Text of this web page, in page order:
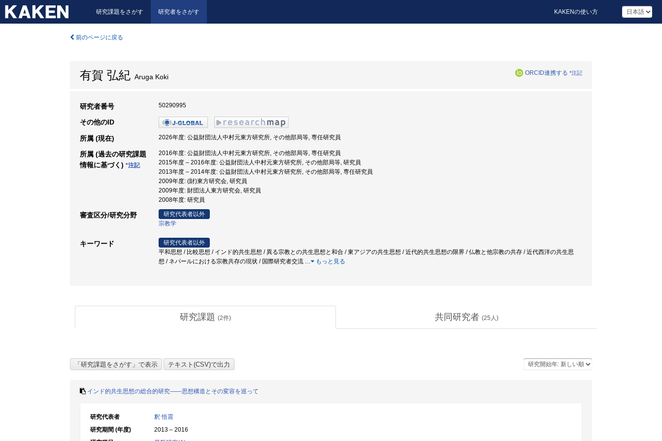
研究課題をさがす 研究者をさがす KAKENの使い方
前のページに戻る
有賀 弘紀 Aruga Koki ORCID連携する *注記
研究者番号 50290995
その他のID
所属 (現在) 2026年度: 公益財団法人中村元東方研究所, その他部局等, 専任研究員
所属 (過去の研究課題
情報に基づく) *注記
2016年度: 公益財団法人中村元東方研究所, その他部局等, 専任研究員
2015年度 – 2016年度: 公益財団法人中村元東方研究所, その他部局等, 研究員
2013年度 – 2014年度: 公益財団法人中村元東方研究所, その他部局等, 専任研究員
2009年度: (財)東方研究会, 研究員
2009年度: 財団法人東方研究会, 研究員
2008年度: 研究員
審査区分/研究分野
研究代表者以外
宗教学
キーワード
研究代表者以外
平和思想 / 比較思想 / インド的共生思想 / 異る宗教との共生思想と和合 / 東アジアの共生思想 / 近代的共生思想の限界 / 仏教と他宗教の共存 / 近代西洋の共生思
想 / ネパールにおける宗教共存の現状 / 国際研究者交流 … もっと見る
研究課題 (2件) 共同研究者 (25 人)
インド的共生思想の総合的研究――思想構造とその変容を巡って
研究代表者
釈 悟震
研究期間 (年度)
2013 – 2016